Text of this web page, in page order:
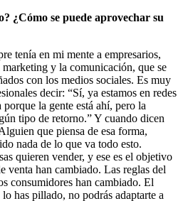
¿Cómo se puede aprovechar su
tenía en mi mente a empresarios,
y la comunicación, que se
con los medios sociales. Es muy
decir: “Sí, ya estamos en redes
la gente está ahí, pero la
tipo de retorno.” Y cuando dicen
que piensa de esa forma,
nada de lo que va todo esto.
quieren vender, y ese es el objetivo
venta han cambiado. Las reglas del
consumidores han cambiado. El
has pillado, no podrás adaptarte a